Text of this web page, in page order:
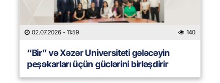
02.07.2026 - 11:59 140
“Bir” və Xəzər Universiteti gələcəyin
peşəkarları üçün güclərini birləşdirir